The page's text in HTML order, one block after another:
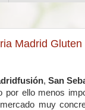
Madrid
, San
por ello menos
muy